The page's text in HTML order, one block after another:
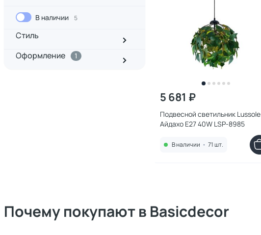
В наличии 5
Стиль
Оформление
1
5 681 ₽
Подвесной светильник Lussole
Айдахо E27 40W LSP-8985
В наличии • 71 шт.
Почему покупают в Basicdecor